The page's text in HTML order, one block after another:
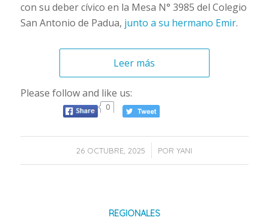
con su deber cívico en la Mesa N° 3985 del Colegio
San Antonio de Padua, junto a su hermano Emir.
Leer más
Please follow and like us:
0
26 OCTUBRE, 2025
/ PORYANI
REGIONALES